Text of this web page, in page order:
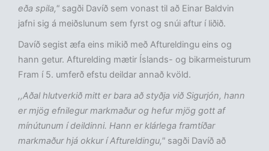
eða spila," sagði Davíð sem vonast til að Einar Baldvin
jafni sig á meiðslunum sem fyrst og snúi aftur í liðið.
Davíð segist æfa eins mikið með Aftureldingu eins og
hann getur. Afturelding mætir Íslands- og bikarmeisturum
Fram í 5. umferð efstu deildar annað kvöld.
,,Aðal hlutverkið mitt er bara að styðja við Sigurjón, hann
er mjög efnilegur markmaður og hefur mjög gott af
mínútunum í deildinni. Hann er klárlega framtíðar
markmaður hjá okkur í Aftureldingu," sagði Davíð að